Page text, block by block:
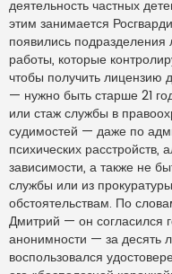
деятельность частных
этим занимается
появились
работы, которые
чтобы получить лицензию
— нужно быть старше 21
или стаж службы в
судимостей — даже по
психических расстройств,
зависимости, а также не
службы или из
обстоятельствам. По
Дмитрий — он согласился
анонимности — за десять
воспользовался